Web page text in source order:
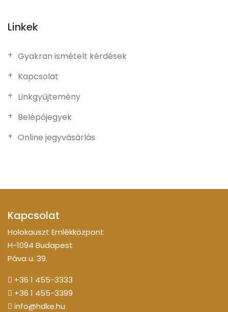
Linkek
Gyakran ismételt kérdések
Kapcsolat
Linkgyűjtemény
Belépőjegyek
Online jegyvásárlás
Kapcsolat
Holokauszt Emlékközpont
H-1094 Budapest
Páva u. 39.
+36 1 455-3333
+36 1 455-3399
info@hdke.hu